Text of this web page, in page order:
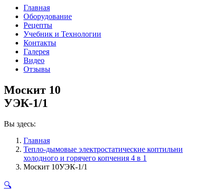
Главная
Оборудование
Рецепты
Учебник и Технологии
Контакты
Галерея
Видео
Отзывы
Москит 10
УЭК-1/1
Вы здесь:
Главная
Тепло-дымовые электростатические коптильни
холодного и горячего копчения 4 в 1
Москит 10УЭК-1/1
🔍